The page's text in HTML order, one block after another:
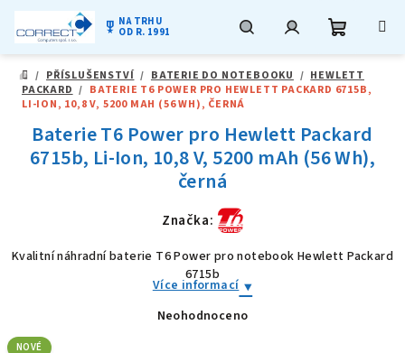
obsah
military_tech NA TRHU
OD R. 1991
DOMŮ
/ PŘÍSLUŠENSTVÍ / BATERIE DO NOTEBOOKU / HEWLETT
PACKARD / BATERIE T6 POWER PRO HEWLETT PACKARD 6715B,
LI-ION, 10,8 V, 5200 MAH (56 WH), ČERNÁ
Baterie T6 Power pro Hewlett Packard
6715b, Li-Ion, 10,8 V, 5200 mAh (56 Wh),
černá
Značka:
Kvalitní náhradní baterie T6 Power pro notebook Hewlett Packard
6715b
Více informací
Průměrné
Neohodnoceno
NOVÉ